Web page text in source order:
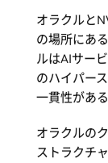
オラクルと
の場所にあ
ルはAIサー
のハイパー
一貫性があ
オラクルの
ストラクチ